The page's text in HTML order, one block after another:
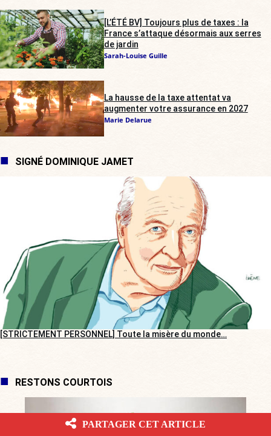
[L’ÉTÉ BV] Toujours plus de taxes : la
France s’attaque désormais aux serres
de jardin
Sarah-Louise Guille
La hausse de la taxe attentat va
augmenter votre assurance en 2027
Marie Delarue
SIGNÉ DOMINIQUE JAMET
[STRICTEMENT PERSONNEL] Toute la misère du monde…
RESTONS COURTOIS
PARTAGER CET ARTICLE